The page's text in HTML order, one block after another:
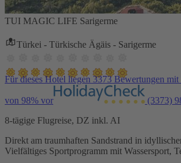
TUI MAGIC LIFE Sarigerme
Türkei - Türkische Ägäis - Sarigerme
Für dieses Hotel liegen 3373 Bewertungen
von 98% vor (3373)
8-tägige Flugreise, DZ inkl. AI
Direkt am traumhaften Sandstrand in
Vielfältiges Sportprogramm mit Wassersport,